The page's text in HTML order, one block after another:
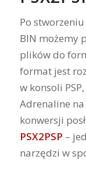
Po
BIN możemy
plików do
format jest
w konsoli
Adrenaline na
konwersji
PSX2PSP –
narzędzi w